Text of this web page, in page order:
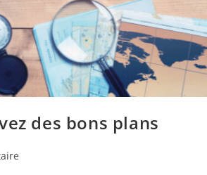
des bons plans